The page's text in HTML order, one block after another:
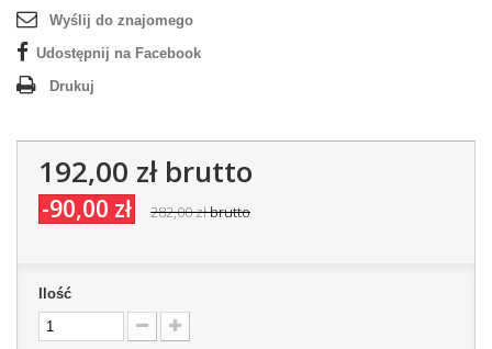
Wyślij do znajomego
Udostępnij na Facebook
Drukuj
192,00 złbrutto
-90,00 zł 282,00 złbrutto
Ilość